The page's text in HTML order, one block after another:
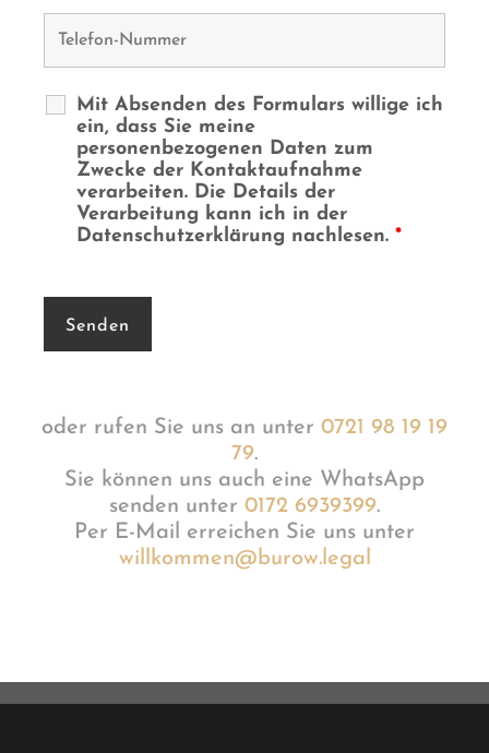
Mit Absenden des Formulars willige ich
ein, dass Sie meine
personenbezogenen Daten zum
Zwecke der Kontaktaufnahme
verarbeiten. Die Details der
Verarbeitung kann ich in der
Datenschutzerklärung nachlesen. *
oder rufen Sie uns an unter 0721 98 19 19
79.
Sie können uns auch eine WhatsApp
senden unter 0172 6939399.
Per E-Mail erreichen Sie uns unter
willkommen@burow.legal